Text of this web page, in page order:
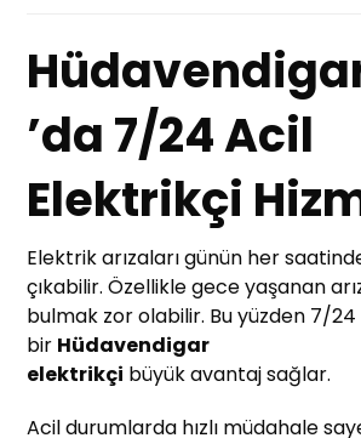
’da 7/24 Acil
Elektrikçi
Elektrik arızaları günün her
çıkabilir. Özellikle gece yaşanan
bulmak zor olabilir. Bu yüzden 7/
bir Hüdavendigar
elektrikçi büyük avantaj sağlar.
Acil durumlarda hızlı müdahale